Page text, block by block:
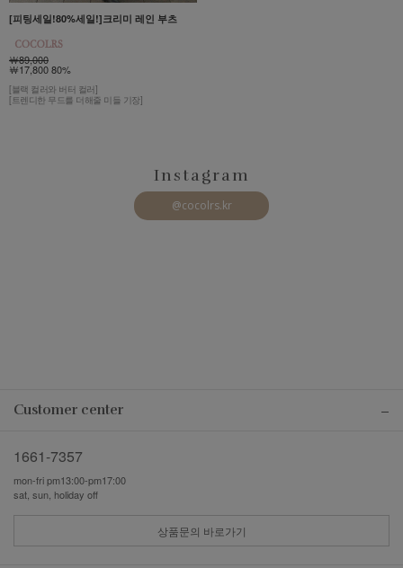
[피팅세일!80%세일!]크리미 레인 부츠
￦89,000
￦17,800 80%
[블랙 컬러와 버터 컬러]
[트렌디한 무드를 더해줄 미들 기장]
Instagram
@cocolrs.kr
Customer center
1661-7357
mon-fri pm13:00-pm17:00
sat, sun, holiday off
상품문의 바로가기